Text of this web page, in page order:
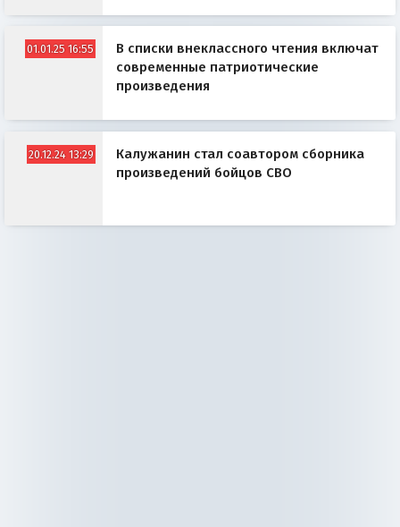
01.01.25 16:55
В списки внеклассного чтения включат
современные патриотические
произведения
20.12.24 13:29
Калужанин стал соавтором сборника
произведений бойцов СВО